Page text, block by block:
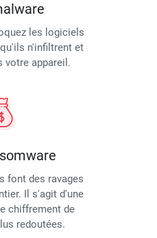
les logiciels
n'infiltrent et
votre appareil.
font des ravages
Il s'agit d'une
chiffrement de
redoutées.